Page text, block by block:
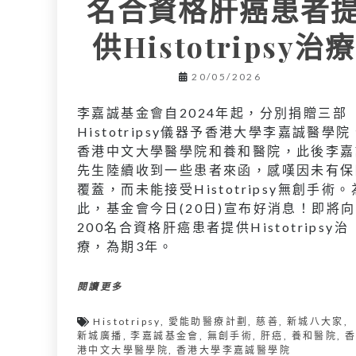
名合資格肝癌患者
供Histotripsy治療
20/05/2026
李嘉誠基金會自2024年起，分別捐贈三部
Histotripsy儀器予香港大學李嘉誠醫學院
香港中文大學醫學院和養和醫院，此後李嘉
先生陸續收到一些患者來函，感嘆因未有
覆蓋，而未能接受Histotripsy無創手術。
此，基金會今日(20日)宣布好消息！即將向
200名合資格肝癌患者提供Histotripsy治
療，為期3年。
閱讀更多
Histotripsy, 愛能助醫療計劃,慈善, 新城八大家 ,
新城廣播 ,李嘉誠基金會 , 無創手術,肝癌 , 養和醫院,香
港中文大學醫學院,香港大學李嘉誠醫學院